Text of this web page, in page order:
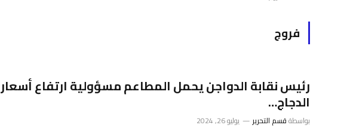
فروج
رئيس نقابة الدواجن يحمل المطاعم مسؤولية ارتفاع أسعار
الدجاج…
بواسطةقسم التحرير يوليو 26, 2024